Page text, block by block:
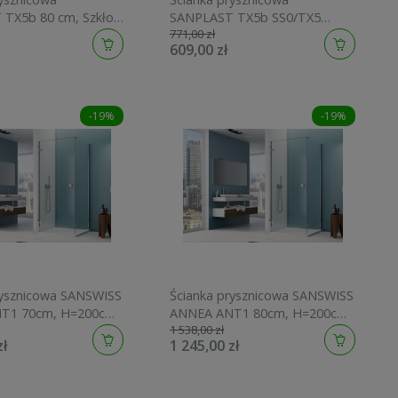
TX5b 80 cm, Szkło
Błyszczący
SANPLAST TX5b SS0/TX5
90cm, szkło W0, GlasProtect,
srebrny błyszczący
771,00 zł
609,00 zł
-19%
SANSWISS
70cm, H=200cm,
srebrny połysk ANT107005007
-19%
Ścianka prysznicowa SANSWISS
ANNEA ANT1 80cm, H=200cm,
srebrny połysk ANT108005007
1 538,00 zł
1 245,00 zł